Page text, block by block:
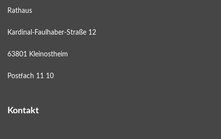
Rathaus
Kardinal-Faulhaber-Straße 12
63801 Kleinostheim
Postfach 11 10
Kontakt